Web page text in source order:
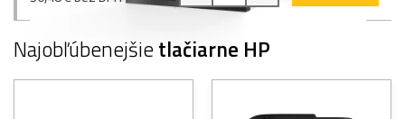
Najobľúbenejšietlačiarne HP